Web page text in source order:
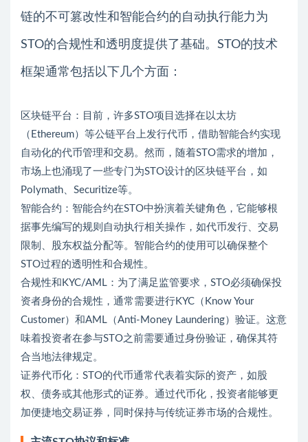
链的不可篡改性和智能合约的自动执行能力为
STO的合规性和透明度提供了基础。STO的技术
框架通常包括以下几个方面：
区块链平台：目前，许多STO项目选择在以太坊
（Ethereum）等公链平台上发行代币，借助智能合约实现
自动化的代币管理和交易。然而，随着STO需求的增加，
市场上也涌现了一些专门为STO设计的区块链平台，如
Polymath、Securitize等。
智能合约：智能合约在STO中扮演着关键角色，它能够根
据事先编写的规则自动执行相关操作，如代币发行、交易
限制、股东权益分配等。智能合约的使用可以确保整个
STO过程的透明性和合规性。
合规性和KYC/AML：为了满足监管要求，STO必须确保投
资者身份的合规性，通常需要进行KYC（Know Your
Customer）和AML（Anti-Money Laundering）验证。这意
味着投资者在参与STO之前需要通过身份验证，确保其符
合当地法律规定。
证券代币化：STO的代币通常代表着实际的资产，如股
权、债务或其他形式的证券。通过代币化，投资者能够更
加便捷地交易证券，同时保持与传统证券市场的合规性。